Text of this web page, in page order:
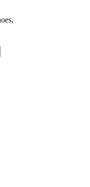
You are always welcome
No problem.